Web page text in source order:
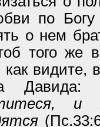
по Богу
о нем
того же
как видите,
и